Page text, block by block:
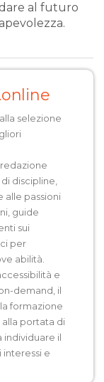
al futuro
selezione
discipline,
passioni
guide
sui
per
abilità.
e
demand, il
formazione
alla portata di
individuare il
e